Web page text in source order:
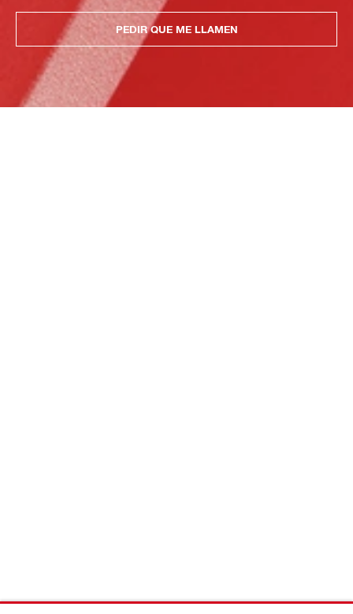
PEDIR QUE ME LLAMEN